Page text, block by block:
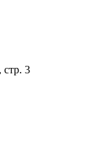
стр. 3